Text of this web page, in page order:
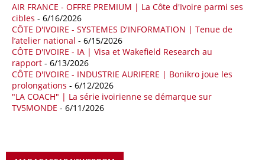
18/04/26 ALGERIE - BP
La multinationale BP signe son retour en Algérie où un permis de
prospection d’hydrocarbures dans le bassin oriental lui a été attribué
par l’Agence nationale pour la valorisation des ressources en
hydrocarbures (ALNAFT). L’information rendue publique mercredi 15
avril par l’institution, intervient dans le cadre de sa politique de relance
de l’exploration. Le périmètre concerné se situe dans une zone de
l’est du pays jugée peu explorée malgré son potentiel. BP pourra y
lancer ses premières opérations de prospection sur le terrain portant
AIR FRANCE - OFFRE PREMIUM | La Côte d'Ivoire parmi ses
cibles - 6/16/2026
CÔTE D'IVOIRE - SYSTEMES D'INFORMATION | Tenue de
l’atelier national - 6/15/2026
CÔTE D'IVOIRE - IA | Visa et Wakefield Research au
rapport - 6/13/2026
CÔTE D'IVOIRE - INDUSTRIE AURIFERE | Bonikro joue les
prolongations - 6/12/2026
"LA COACH" | La série ivoirienne se démarque sur
TV5MONDE - 6/11/2026